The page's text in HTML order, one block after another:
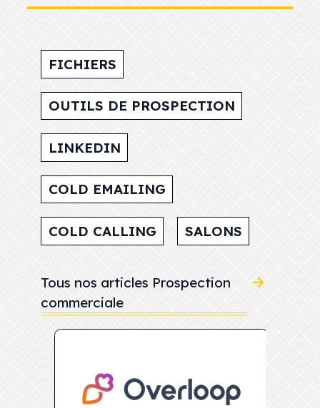
FICHIERS
OUTILS DE PROSPECTION
LINKEDIN
COLD EMAILING
COLD CALLING SALONS
Tous nos articles Prospection
commerciale